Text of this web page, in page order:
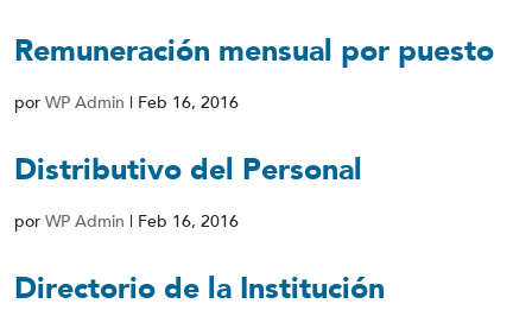
Remuneración mensual por puesto
por WP Admin | Feb 16, 2016
Distributivo del Personal
por WP Admin | Feb 16, 2016
Directorio de la Institución